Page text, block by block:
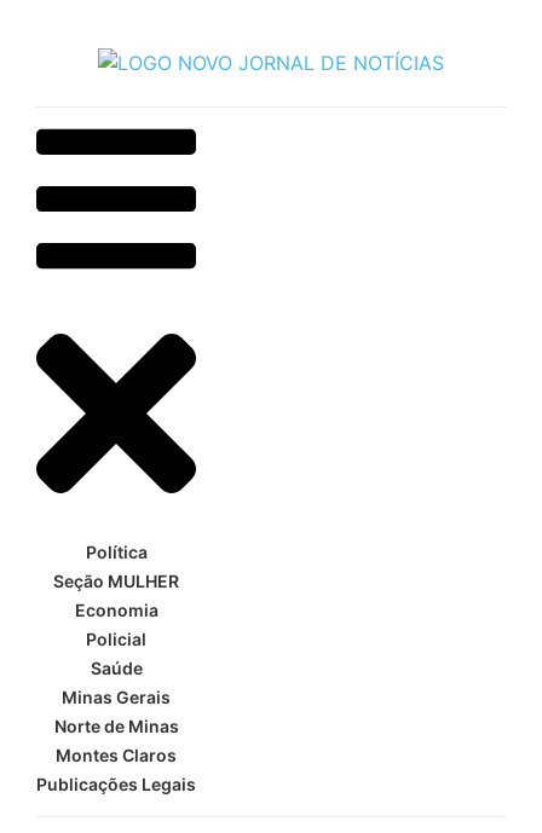
Política
Seção MULHER
Economia
Policial
Saúde
Minas Gerais
Norte de Minas
Montes Claros
Publicações Legais